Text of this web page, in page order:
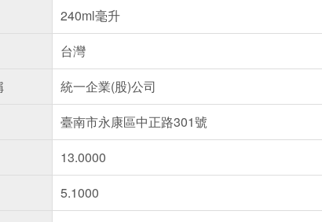
240ml毫升
台灣
統一企業(股)公司
臺南市永康區中正路301號
13.0000
5.1000